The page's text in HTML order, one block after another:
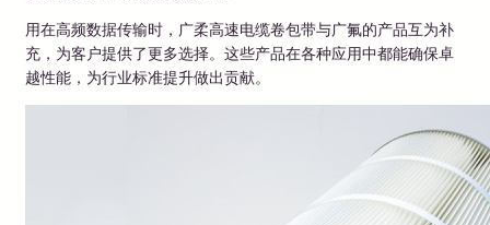
用在高频数据传输时，广柔高速电缆卷包带与广氟的产品互为补
充，为客户提供了更多选择。这些产品在各种应用中都能确保卓
越性能，为行业标准提升做出贡献。